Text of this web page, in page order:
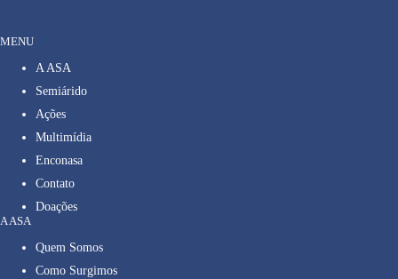
MENU
A ASA
Semiárido
Ações
Multimídia
Enconasa
Contato
Doações
A ASA
Quem Somos
Como Surgimos